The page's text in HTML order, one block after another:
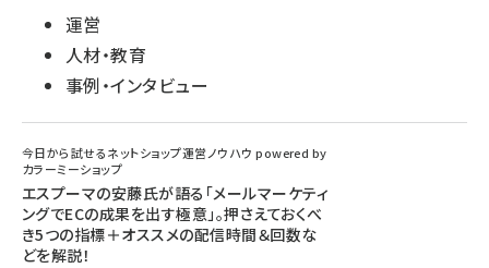
運営
人材・教育
事例・インタビュー
今日から試せるネットショップ運営ノウハウ powered by
カラーミーショップ
エスプーマの安藤氏が語る「メールマーケティ
ングでECの成果を出す極意」。押さえておくべ
き5つの指標＋オススメの配信時間＆回数な
どを解説！